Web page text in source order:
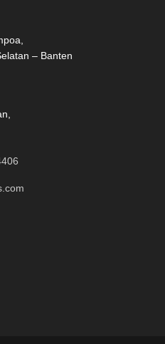
– Banten